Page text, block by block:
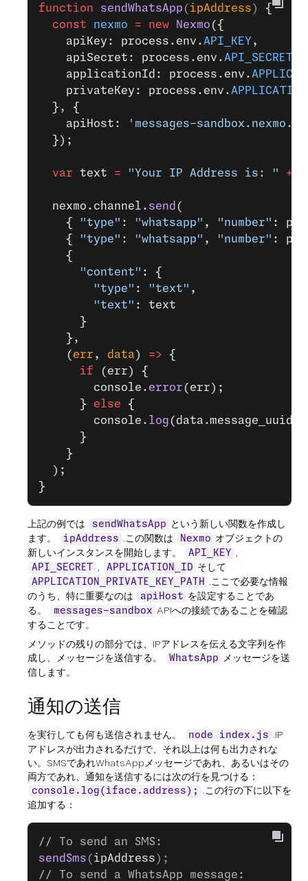
function sendWhatsApp ( ipAddress ) {
  const
nexmo = new Nexmo ({
    apiKey: process.env.
API_KEY ,
    apiSecret: process.env.
API_SECRET
    applicationId: process.env.
    privateKey: process.env.
  }, {
    apiHost:
'messages-
  });
  var
text = "Your IP Address is: " +
  nexmo.channel.
send (
    {
"type" : "whatsapp" , "number" :
    {
"type" : "whatsapp" , "number" :
    {
      "content"
: {
        "type"
: "text" ,
        "text"
: text
      }
    },
    (
err , data ) => {
      if
(err) {
        console.
error (err);
      }
else {
        console.
log (data.message_uuid);
      }
    }
  );
}
上記の例では sendWhatsApp
という新しい関数を作成し
ます。
ipAddress .この関数は Nexmo オブジェクトの
新しいインスタンスを開始します。
API_KEY ,
API_SECRET , APPLICATION_ID そして
APPLICATION_PRIVATE_KEY_PATH
.ここで必要な情報
のうち、特に重要なのは
apiHost を設定することであ
る。
messages-sandbox APIへの接続であることを確認
することです。
メソッドの残りの部分では、IPアドレスを伝える文字列を作
成し、メッセージを送信する。
WhatsApp
メッセージを送
信します。
通知の送信
を実行しても何も送信されません。 node index.js .IP
アドレスが出力されるだけで、それ以上は何も出力されな
い。SMSであれWhatsAppメッセージであれ、あるいはその
両方であれ、通知を送信するには次の行を見つける：
console.log(iface.address);
.この行の下に以下を
追加する：
// To send an SMS:
sendSms ( ipAddress );
// To send a WhatsApp message: